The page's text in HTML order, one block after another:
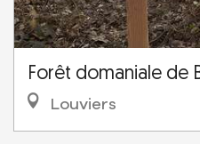
Forêt domaniale de
Louviers